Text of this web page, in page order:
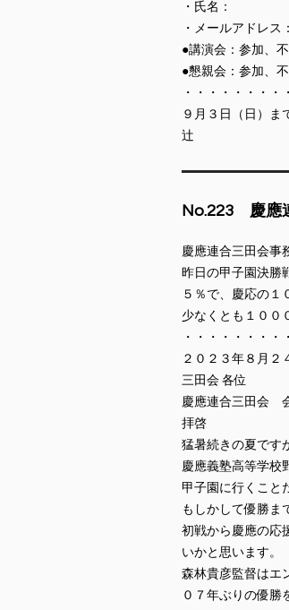
・氏名：
・メールアドレス
●講演会：参加、
●懇親会：参加、
・・・・・・・・
９月３日（日）
辻
​No.223 慶應
慶應連合三田会事
昨日の甲子園決勝
５％で、慶応の１
少なくとも１００
・・・・・・・・・
２０２３年８⽉２
三⽥会 各位
慶應連合三⽥会
拝啓
猛暑続きの夏です
慶應義塾⾼等学校
甲⼦園に⾏くこと
もしかして優勝ま
初戦から慶應の応
いかと思います。
森林貴彦監督はエ
０７年ぶりの優勝